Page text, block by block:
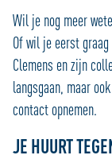
Wil je nog meer
Of wil je eerst
Clemens en zijn
langsgaan, maar
contact opnemen.
JE HUURT